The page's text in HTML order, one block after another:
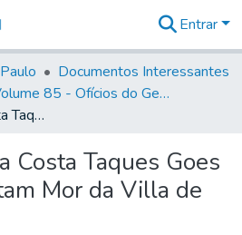
&
Coleções
Tudo na
Biblioteca
Estatísticas
Entrar
Documentos Interessantes
Volume 85 - Ofícios do General Francisco da Cunha Menezes (Governador da Capitania): 1782- 1786
Para Vicente da Costa Taques Goes e Aranha Capitam Mor da Villa de Itú.
Costa Taques Goes
Mor da Villa de